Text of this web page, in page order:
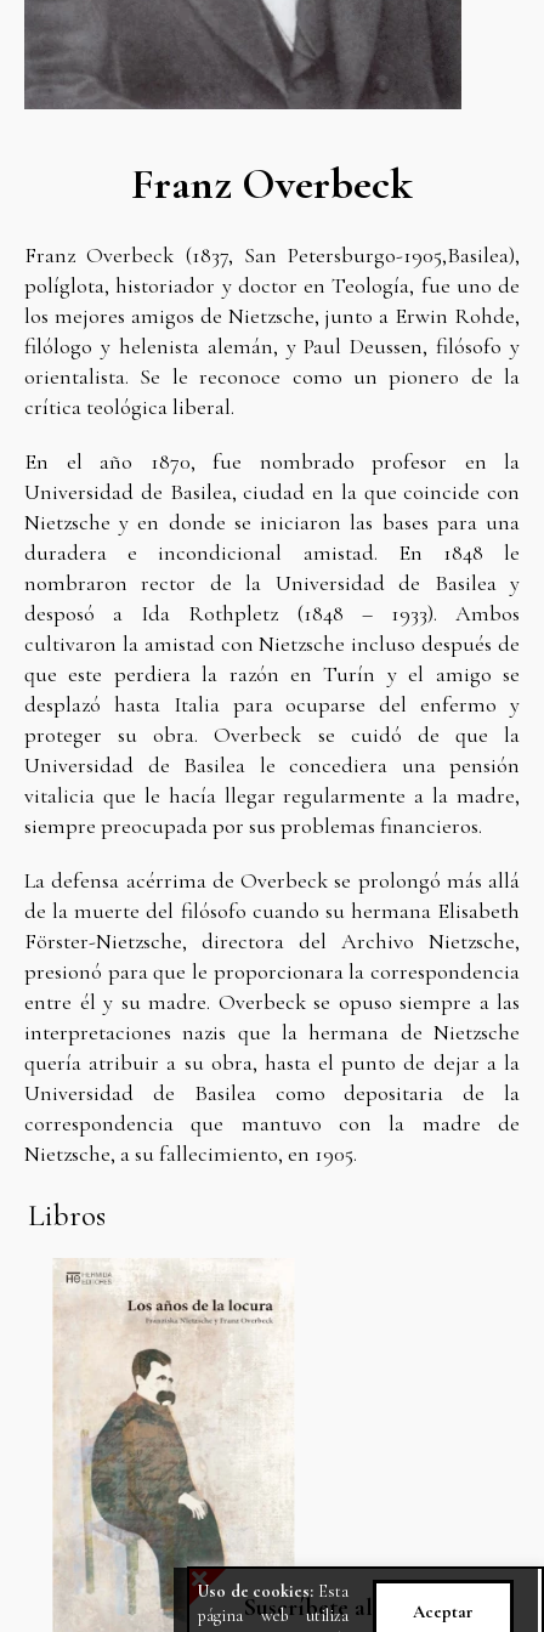
Franz Overbeck
Franz Overbeck (1837, San Petersburgo-1905,Basilea),
políglota, historiador y doctor en Teología, fue uno de
los mejores amigos de Nietzsche, junto a Erwin Rohde,
filólogo y helenista alemán, y Paul Deussen, filósofo y
orientalista. Se le reconoce como un pionero de la
crítica teológica liberal.
En el año 1870, fue nombrado profesor en la
Universidad de Basilea, ciudad en la que coincide con
Nietzsche y en donde se iniciaron las bases para una
duradera e incondicional amistad. En 1848 le
nombraron rector de la Universidad de Basilea y
desposó a Ida Rothpletz (1848 – 1933). Ambos
cultivaron la amistad con Nietzsche incluso después de
que este perdiera la razón en Turín y el amigo se
desplazó hasta Italia para ocuparse del enfermo y
proteger su obra. Overbeck se cuidó de que la
Universidad de Basilea le concediera una pensión
vitalicia que le hacía llegar regularmente a la madre,
siempre preocupada por sus problemas financieros.
La defensa acérrima de Overbeck se prolongó más allá
de la muerte del filósofo cuando su hermana Elisabeth
Förster-Nietzsche, directora del Archivo Nietzsche,
presionó para que le proporcionara la correspondencia
entre él y su madre. Overbeck se opuso siempre a las
interpretaciones nazis que la hermana de Nietzsche
quería atribuir a su obra, hasta el punto de dejar a la
Universidad de Basilea como depositaria de la
correspondencia que mantuvo con la madre de
Nietzsche, a su fallecimiento, en 1905.
Libros
X
Suscríbete al Newsletter
Aceptar
Uso de cookies: Esta
página web utiliza